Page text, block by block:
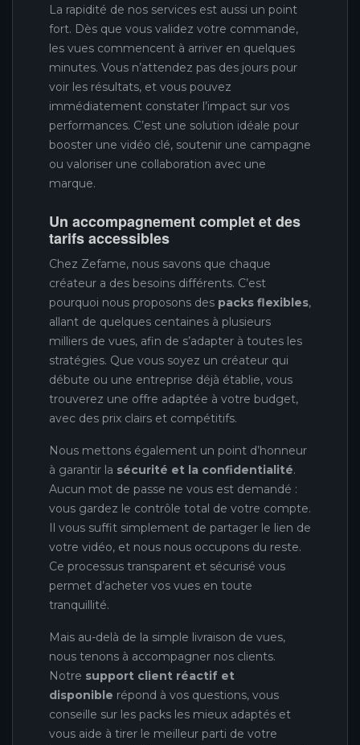
La rapidité de nos services est aussi un point
fort. Dès que vous validez votre commande,
les vues commencent à arriver en quelques
minutes. Vous n’attendez pas des jours pour
voir les résultats, et vous pouvez
immédiatement constater l’impact sur vos
performances. C’est une solution idéale pour
booster une vidéo clé, soutenir une campagne
ou valoriser une collaboration avec une
marque.
Un accompagnement complet et des
tarifs accessibles
Chez Zefame, nous savons que chaque
créateur a des besoins différents. C’est
pourquoi nous proposons des packs flexibles,
allant de quelques centaines à plusieurs
milliers de vues, afin de s’adapter à toutes les
stratégies. Que vous soyez un créateur qui
débute ou une entreprise déjà établie, vous
trouverez une offre adaptée à votre budget,
avec des prix clairs et compétitifs.
Nous mettons également un point d’honneur
à garantir la sécurité et la confidentialité.
Aucun mot de passe ne vous est demandé :
vous gardez le contrôle total de votre compte.
Il vous suffit simplement de partager le lien de
votre vidéo, et nous nous occupons du reste.
Ce processus transparent et sécurisé vous
permet d’acheter vos vues en toute
tranquillité.
Mais au-delà de la simple livraison de vues,
nous tenons à accompagner nos clients.
Notre support client réactif et
disponible répond à vos questions, vous
conseille sur les packs les mieux adaptés et
vous aide à tirer le meilleur parti de votre